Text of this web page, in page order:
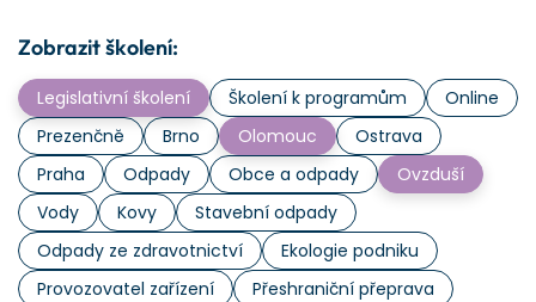
Zobrazit školení:
Legislativní školení Školení k programům
Online
Prezenčně
Brno Olomouc
Ostrava
Praha
Odpady Obce a odpady
Ovzduší
Vody
Kovy
Stavební odpady
Odpady ze zdravotnictví
Ekologie podniku
Provozovatel zařízení
Přeshraniční přeprava